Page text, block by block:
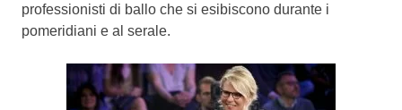
professionisti di ballo che si esibiscono durante i
pomeridiani e al serale.